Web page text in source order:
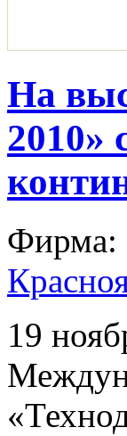
На
2010»
Фирма:
19